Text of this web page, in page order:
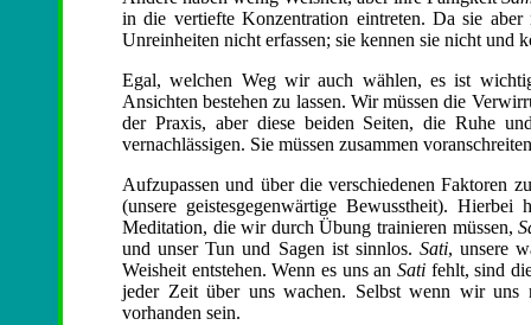
in die vertiefte Konzentration eintreten. Da sie
Unreinheiten nicht erfassen; sie kennen sie nicht und
Egal, welchen Weg wir auch wählen, es ist
Ansichten bestehen zu lassen. Wir müssen die
der Praxis, aber diese beiden Seiten, die Ruhe
vernachlässigen. Sie müssen zusammen
Aufzupassen und über die verschiedenen Faktoren
(unsere geistesgegenwärtige Bewusstheit).
Meditation, die wir durch Übung trainieren müssen,
und unser Tun und Sagen ist sinnlos. Sati, unsere
Weisheit entstehen. Wenn es uns an Sati fehlt, sind
jeder Zeit über uns wachen. Selbst wenn wir
vorhanden sein.